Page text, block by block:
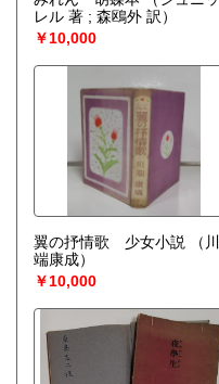
レル 著 ; 森鴎外 訳）
￥10,000
翼の抒情歌 少女小説
（川
端康成）
￥10,000